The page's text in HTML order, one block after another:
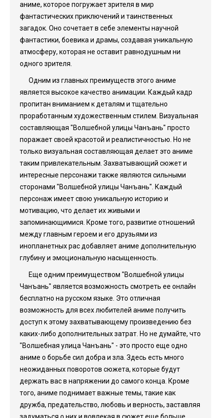
аниме, которое погружает зрителя в мир
фантастических приключений и таинственных
загадок. Оно сочетает в себе элементы научной
фантастики, боевика и драмы, создавая уникальную
атмосферу, которая не оставит равнодушным ни
одного зрителя.
Одним из главных преимуществ этого аниме
является высокое качество анимации. Каждый кадр
пропитан вниманием к деталям и тщательно
проработанным художественным стилем. Визуальная
составляющая "Волшебной улицы Чанъань" просто
поражает своей красотой и реалистичностью. Но не
только визуальная составляющая делает это аниме
таким привлекательным. Захватывающий сюжет и
интересные персонажи также являются сильными
сторонами "Волшебной улицы Чанъань". Каждый
персонаж имеет свою уникальную историю и
мотивацию, что делает их живыми и
запоминающимися. Кроме того, развитие отношений
между главным героем и его друзьями из
инопланетных рас добавляет аниме дополнительную
глубину и эмоциональную насыщенность.
Еще одним преимуществом "Волшебной улицы
Чанъань" является возможность смотреть ее онлайн
бесплатно на русском языке. Это отличная
возможность для всех любителей аниме получить
доступ к этому захватывающему произведению без
каких-либо дополнительных затрат. Но не думайте, что
"Волшебная улица Чанъань" - это просто еще одно
аниме о борьбе сил добра и зла. Здесь есть много
неожиданных поворотов сюжета, которые будут
держать вас в напряжении до самого конца. Кроме
того, аниме поднимает важные темы, такие как
дружба, предательство, любовь и верность, заставляя